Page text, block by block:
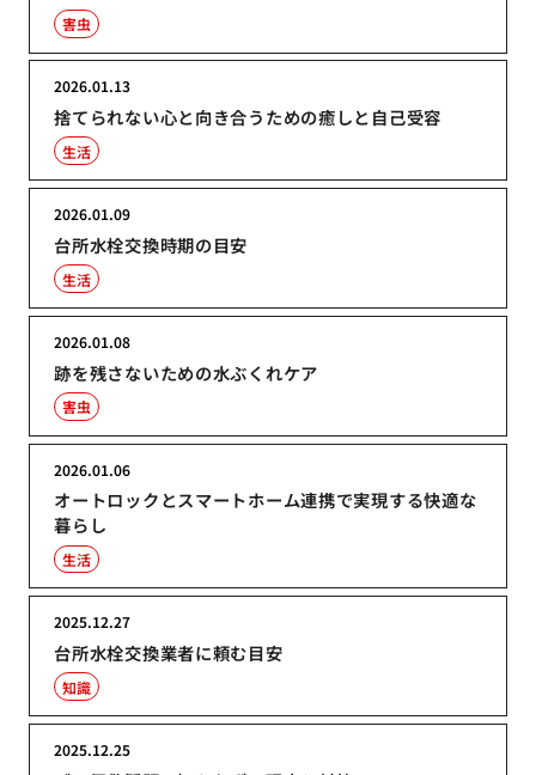
害虫
捨てられない心と向き合うための癒しと自己受容
2026.01.13
生活
台所水栓交換時期の目安
2026.01.09
生活
跡を残さないための水ぶくれケア
2026.01.08
害虫
オートロックとスマートホーム連携で実現する快適な
暮らし
2026.01.06
生活
台所水栓交換業者に頼む目安
2025.12.27
知識
2025.12.25